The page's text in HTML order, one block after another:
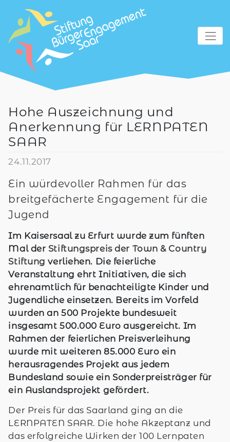
zum Inhalt
Hohe Auszeichnung und
Anerkennung für LERNPATEN
SAAR
24.11.2017
Ein würdevoller Rahmen für das
breitgefächerte Engagement für die
Jugend
Im Kaisersaal zu Erfurt wurde zum fünften
Mal der Stiftungspreis der Town & Country
Stiftung verliehen. Die feierliche
Veranstaltung ehrt Initiativen, die sich
ehrenamtlich für benachteiligte Kinder und
Jugendliche einsetzen. Bereits im Vorfeld
wurden an 500 Projekte bundesweit
insgesamt 500.000 Euro ausgereicht. Im
Rahmen der feierlichen Preisverleihung
wurde mit weiteren 85.000 Euro ein
herausragendes Projekt aus jedem
Bundesland sowie ein Sonderpreisträger für
ein Auslandsprojekt gefördert.
Der Preis für das Saarland ging an die
LERNPATEN SAAR. Die hohe Akzeptanz und
das erfolgreiche Wirken der 100 Lernpaten